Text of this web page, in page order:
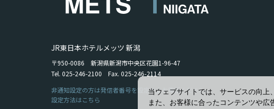
JR東日本ホテルメッツ 新潟
〒950-0086 新潟県新潟市中央区花園1-96-47
Tel. 025-246-2100 Fax. 025-246-2114
非通知設定の方は発信者番号を設定の上お電話ください。
設定方法はこちら
当ウェブサイトでは、サービスの向
また、お客様に合ったコンテンツや広